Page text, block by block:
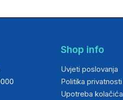
Shop info
Uvjeti poslovanja
Politika privatnosti
Upotreba kolačića